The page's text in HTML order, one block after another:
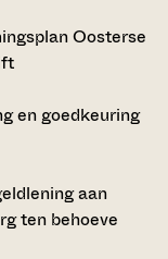
Oosterse
en goedkeuring
aan
ten behoeve